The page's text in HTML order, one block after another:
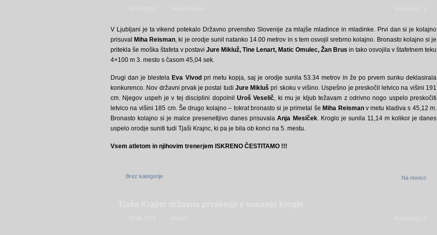
V Ljubljani je ta vikend potekalo Državno prvenstvo Slovenije za mlajše mladince in mladinke. Prvi dan si je kolajno
prisuval Miha Reisman, ki je orodje sunil natanko 14.00 metrov in s tem osvojil srebrno kolajno. Bronasto kolajno si je
pritekla še moška štafeta v postavi Jure Mikluž, Tine Lenart, Matic Omulec, Žan Brus in tako osvojila v štafetnem teku
4×100 m 3. mesto s časom 45,04 sek.
Drugi dan je blestela Eva Vivod pri metu kopja, saj je orodje sunila 53.34 metrov in že po prvem sunku deklasirala
konkurenco. Nov državni prvak je postal tudi Jure Mikluš pri skoku v višino. Uspešno je preskočil letvico na višini 191
cm. Njegov uspeh je v tej disciplini dopolnil Uroš Veselič, ki mu je kljub težavam z odrivno nogo uspelo preskočiti
letvico na višini 185 cm. Še drugo kolajno – tokrat bronasto si je primetal še Miha Reismanv metu kladiva s 45,12 m.
Bronasto kolajno si je malce presenetljivo danes prisuvalaAnja Mesiček. Kroglo je sunila 11,14 m kolikor je danes
uspelo orodje suniti tudi Tjaši Krajnc, ki pa je bila ob konci na 5. mestu.
Vsem atletom in njihovim trenerjem ISKRENO ČESTITAMO !!!
Brez kategorije Na novico